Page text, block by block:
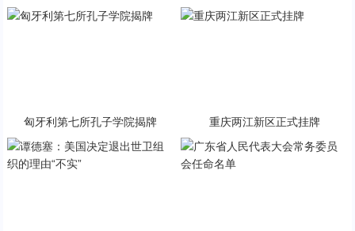
治对话
家标准
匈牙利第七所孔子学院揭牌 重庆两江新区正式挂牌